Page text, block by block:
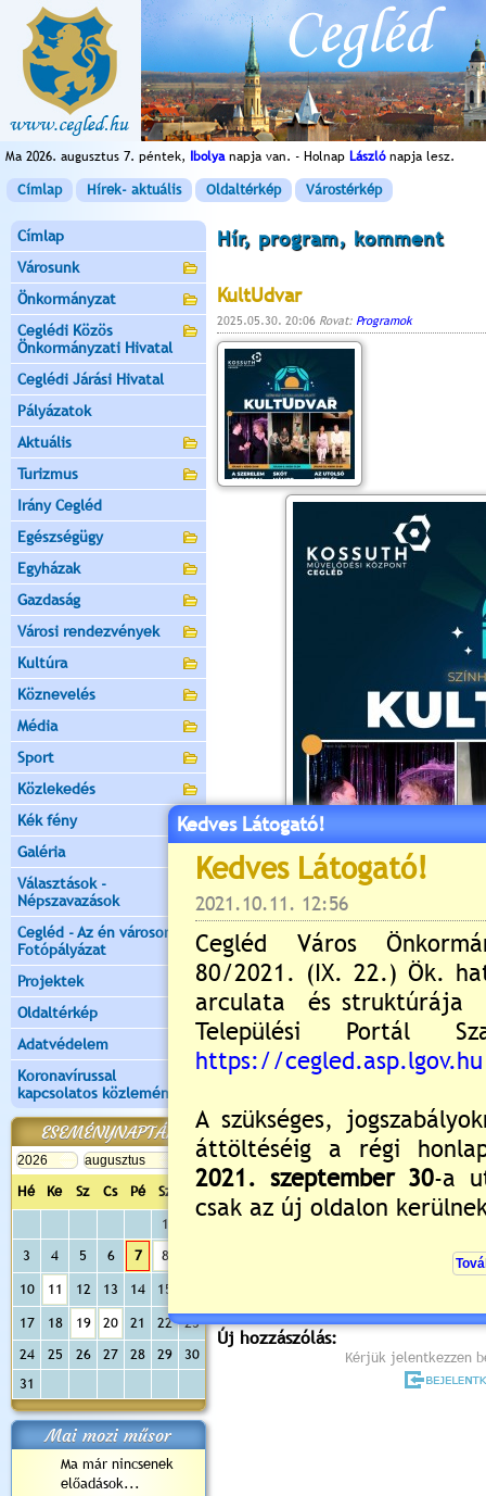
Ma 2026. augusztus 7. péntek, Ibolyanapja van. - Holnap Lászlónapja lesz.
Címlap Hírek- aktuális Oldaltérkép Várostérkép
Címlap
Városunk
Önkormányzat
Ceglédi Közös
Önkormányzati Hivatal
Ceglédi Járási Hivatal
Pályázatok
Aktuális
Turizmus
Irány Cegléd
Egészségügy
Egyházak
Gazdaság
Városi rendezvények
Kultúra
Köznevelés
Média
Sport
Közlekedés
Kék fény
Galéria
Választások -
Népszavazások
Cegléd - Az én városom -
Fotópályázat
Projektek
Oldaltérkép
Adatvédelem
Koronavírussal
kapcsolatos közlemények
ESEMÉNYNAPTÁR
Hé Ke Sz Cs Pé Sz
Va
1
3
4 5 6 7 8
10 11 12 13 14 15
17 18 19 20 21 22
23
24
25 26 27 28 29
30
31
Mai mozi műsor
Ma már nincsenek
előadások...
Hír, program, komment
KultUdvar
2025.05.30. 20:06 Rovat: Programok
Értékelés: 5 /2
Új hozzászólás:
Kérjük jelentkezzen
Kedves Látogató!